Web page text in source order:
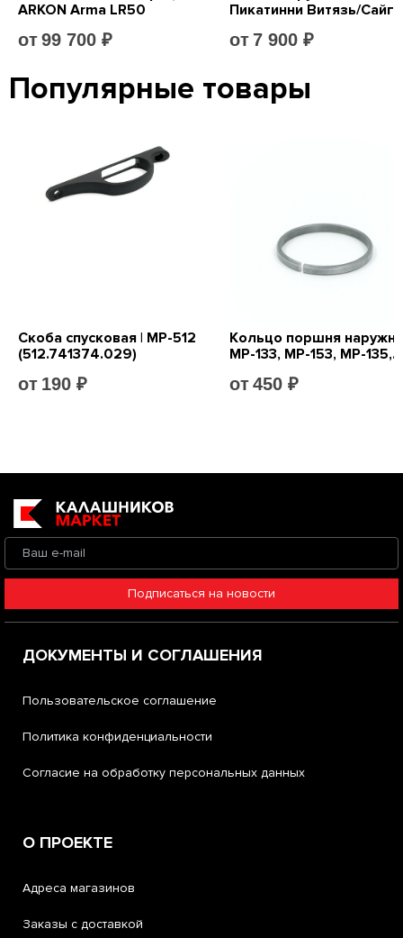
Подписаться на новости
ДОКУМЕНТЫ И СОГЛАШЕНИЯ
Пользовательское соглашение
Политика конфиденциальности
Согласие на обработку персональных данных
О ПРОЕКТЕ
Адреса магазинов
Заказы с доставкой